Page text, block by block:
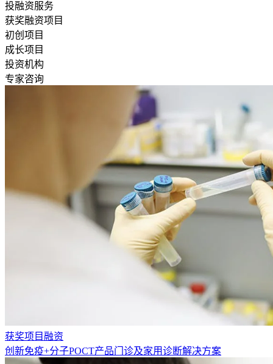
投融资服务
获奖融资项目
初创项目
成长项目
投资机构
专家咨询
获奖项目融资
创新免疫+分子POCT产品门诊及家用诊断解决方案